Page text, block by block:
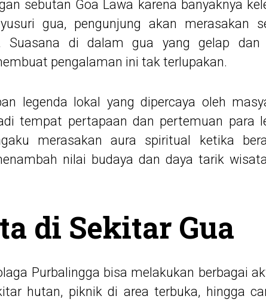
sebutan Goa Lawa karena banyaknya
gua, pengunjung akan merasakan
Suasana di dalam gua yang gelap dan
pengalaman ini tak terlupakan.
legenda lokal yang dipercaya oleh
tempat pertapaan dan pertemuan para
merasakan aura spiritual ketika
nilai budaya dan daya tarik
di Sekitar Gua
Purbalingga bisa melakukan berbagai
hutan, piknik di area terbuka, hingga